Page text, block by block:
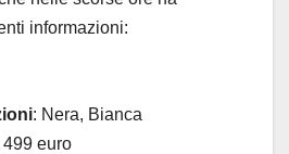
informazioni:
: Nera, Bianca
499 euro